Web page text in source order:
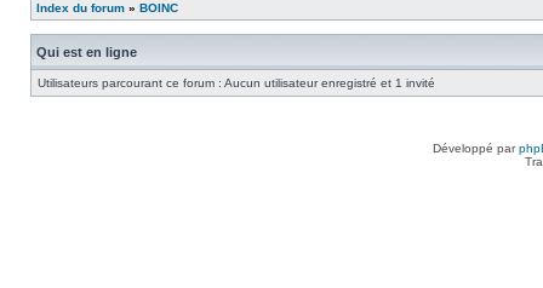
Index du forum » BOINC
Qui est en ligne
Utilisateurs parcourant ce forum : Aucun utilisateur enregistré et 1 invité
Développé par